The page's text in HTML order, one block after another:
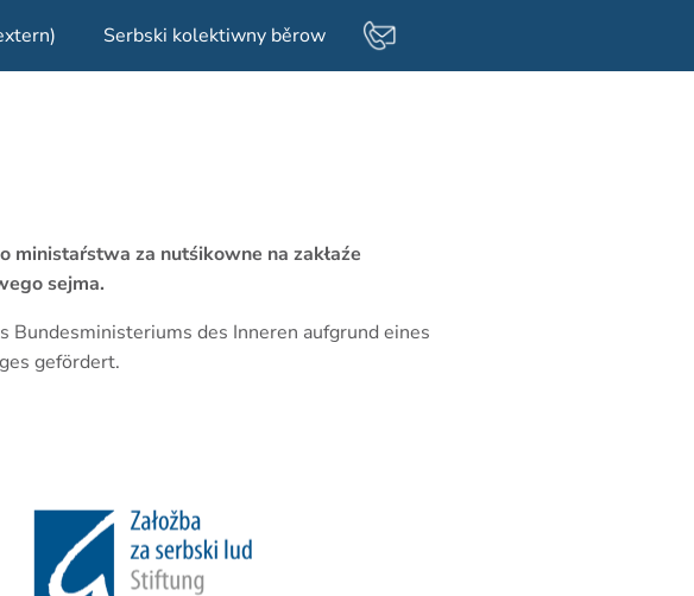
Serbski kolektiwny běrow
ministaŕstwa za nutśikowne na zakłaźe
sejma.
Bundesministeriums des Inneren aufgrund eines
gefördert.